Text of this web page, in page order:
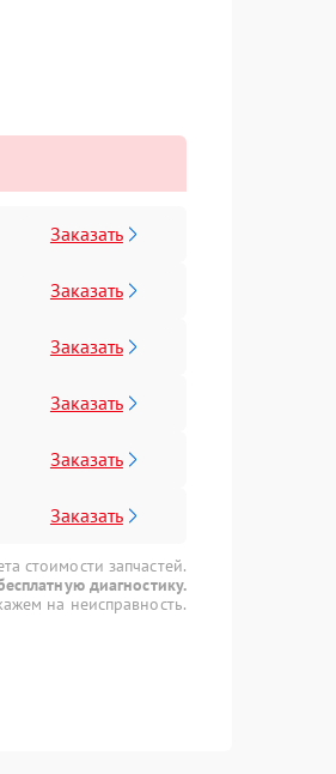
Заказать
Заказать
Заказать
Заказать
Заказать
Заказать
стоимости запчастей.
диагностику.
на неисправность.